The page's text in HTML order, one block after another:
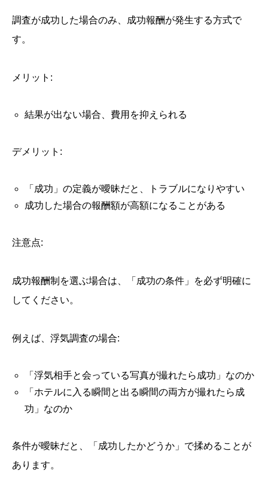
調査が成功した場合のみ、成功報酬が発生する方式で
す。
メリット:
結果が出ない場合、費用を抑えられる
デメリット:
「成功」の定義が曖昧だと、トラブルになりやすい
成功した場合の報酬額が高額になることがある
注意点:
成功報酬制を選ぶ場合は、「成功の条件」を必ず明確に
してください。
例えば、浮気調査の場合:
「浮気相手と会っている写真が撮れたら成功」なのか
「ホテルに入る瞬間と出る瞬間の両方が撮れたら成
功」なのか
条件が曖昧だと、「成功したかどうか」で揉めることが
あります。